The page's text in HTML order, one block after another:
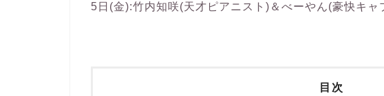
5日(金):竹内知咲(天才ピアニスト)＆べーやん(豪快キャ
目次